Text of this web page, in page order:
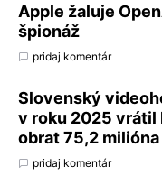
Apple žaluje
špionáž
pridaj komentár
Slovenský
v roku 2025 vrátil
obrat 75,2
pridaj komentár